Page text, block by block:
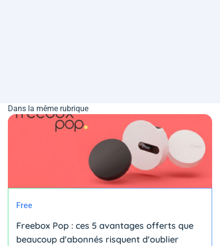
Dans la même rubrique
Free
Freebox Pop : ces 5 avantages offerts que
beaucoup d'abonnés risquent d'oublier